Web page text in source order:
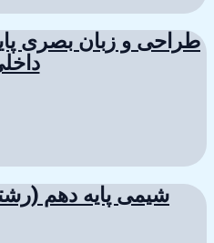
طراحی و زبان بصری
شیمی پایه دهم